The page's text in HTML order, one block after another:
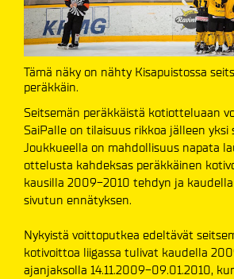
Tämä näky on nähty Kisapuistossa
peräkkäin.
Seitsemän peräkkäistä kotiotteluaan
SaiPalle on tilaisuus rikkoa jälleen yksi
Joukkueella on mahdollisuus napata
ottelusta kahdeksas peräkkäinen
kausilla 2009-2010 tehdyn ja
sivutun ennätyksen.
Nykyistä voittoputkea edeltävät
kotivoittoa liigassa tulivat kaudella
ajanjaksolla 14.11.2009-09.01.2010,